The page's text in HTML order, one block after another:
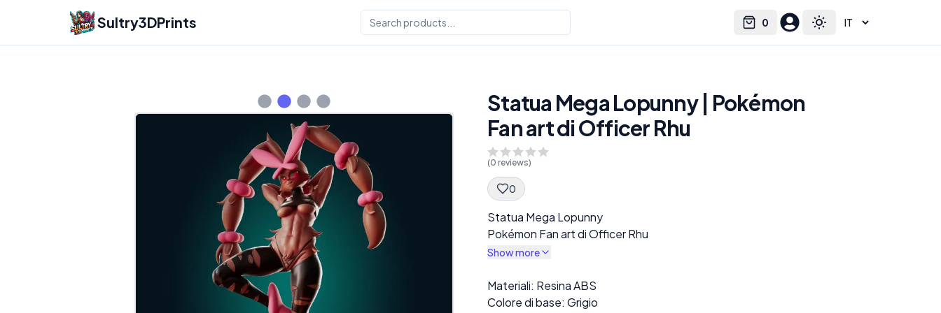
Sultry3DPrints 0
Cart Toggle theme
Select language
Statua Mega Lopunny | Pokémon
Fan art di Officer Rhu
(0 reviews)
0
Spec Description
Statua Mega Lopunny
Pokémon Fan art di Officer Rhu
Show more
Description
Materiali: Resina ABS
Colore di base: Grigio